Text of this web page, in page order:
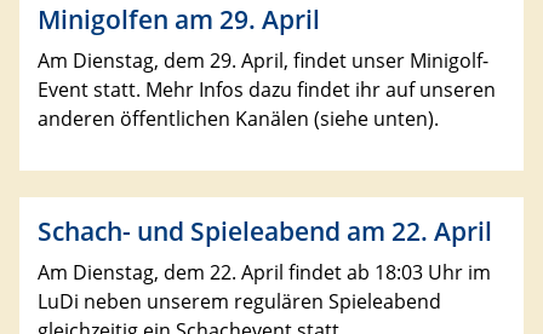
Minigolfen am 29. April
Am Dienstag, dem 29. April, findet unser Minigolf-
Event statt. Mehr Infos dazu findet ihr auf unseren
anderen öffentlichen Kanälen (siehe unten).
Schach- und Spieleabend am 22. April
Am Dienstag, dem 22. April findet ab 18:03 Uhr im
LuDi neben unserem regulären Spieleabend